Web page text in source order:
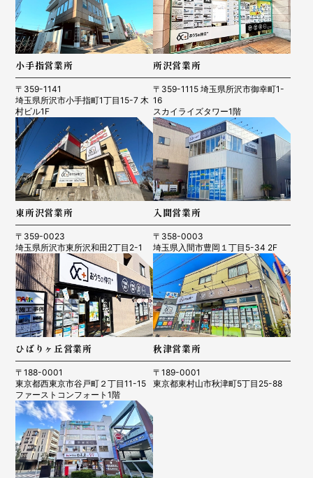
小手指営業所
〒359-1141
埼玉県所沢市小手指町1丁目15-7 木
村ビル1F
所沢営業所
〒359-1115 埼玉県所沢市御幸町1-
16
スカイライズタワー1階
東所沢営業所
〒359-0023
埼玉県所沢市東所沢和田2丁目2-1
入間営業所
〒358-0003
埼玉県入間市豊岡１丁目5-34 2F
ひばりヶ丘営業所
〒188-0001
東京都西東京市谷戸町２丁目11-15
ファーストコンフォート1階
秋津営業所
〒189-0001
東京都東村山市秋津町5丁目25-88